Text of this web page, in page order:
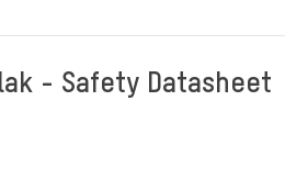
- Safety Datasheet